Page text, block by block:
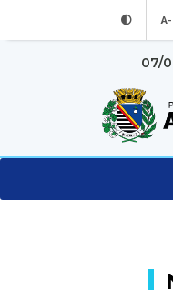
A-
07/